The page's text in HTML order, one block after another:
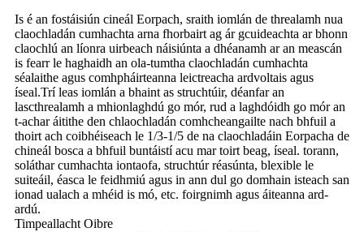
Is é an fostáisiún cineál Eorpach, sraith iomlán de threalamh nua
claochladán cumhachta arna fhorbairt ag ár gcuideachta ar bhonn
claochlú an líonra uirbeach náisiúnta a dhéanamh ar an meascán
is fearr le haghaidh an ola-tumtha claochladán cumhachta
séalaithe agus comhpháirteanna leictreacha ardvoltais agus
íseal.Trí leas iomlán a bhaint as struchtúir, déanfar an
lascthrealamh a mhionlaghdú go mór, rud a laghdóidh go mór an
t-achar áitithe den chlaochladán comhcheangailte nach bhfuil a
thoirt ach coibhéiseach le 1/3-1/5 de na claochladáin Eorpacha de
chineál bosca a bhfuil buntáistí acu mar toirt beag, íseal. torann,
soláthar cumhachta iontaofa, struchtúr réasúnta, blexible le
suiteáil, éasca le feidhmiú agus in ann dul go domhain isteach san
ionad ualach a mhéid is mó, etc. foirgnimh agus áiteanna ard-
ardú.
Timpeallacht Oibre